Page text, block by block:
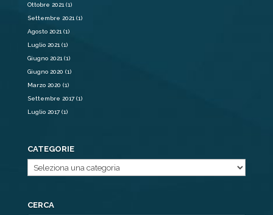
Ottobre 2021 (1)
Settembre 2021 (1)
Agosto 2021 (1)
Luglio 2021 (1)
Giugno 2021 (1)
Giugno 2020 (1)
Marzo 2020 (1)
Settembre 2017(1)
Luglio 2017(1)
CATEGORIE
Categorie
CERCA